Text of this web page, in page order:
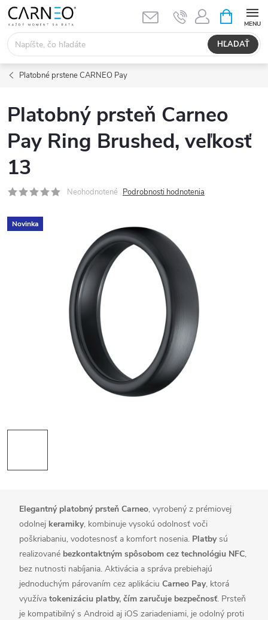
Prejsť
obsah
HĽADAŤ
KOŠÍK
Platobné prstene CARNEO Pay
Platobný prsteň Carneo
Pay Ring Brushed, veľkosť
13
Neohodnotené Podrobnosti hodnotenia
Novinka
Elegantný platobný prsteň Carneo, vyrobený z prémiovej
odolnej keramiky, kombinuje vysokú odolnosť voči
poškriabaniu, vodotesnosť a komfort nosenia. Platbysú
realizované bezkontaktným spôsobom cez technológiu NFC,
bez nutnosti nabíjania. Aktivácia a správa prebiehajú
jednoduchým párovaním cez aplikáciu Carneo Pay, ktorá
využíva tokenizáciu platby, čím zaručuje bezpečnosť. Prsteň
je kompatibilný s Android aj iOS zariadeniami, je odolný proti